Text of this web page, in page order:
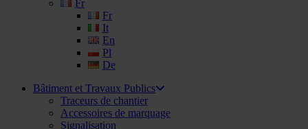
Fr
Fr
It
En
Pl
De
Bâtiment et Travaux Publics
Traceurs de chantier
Accessoires de marquage
Signalisation